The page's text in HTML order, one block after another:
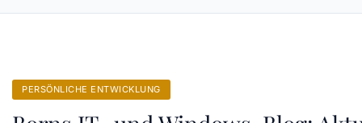
PERSÖNLICHE ENTWICKLUNG